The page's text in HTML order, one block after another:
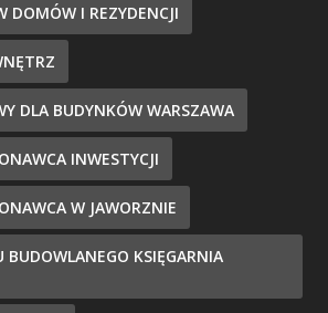
DOMÓW I REZYDENCJI
DLA BUDYNKÓW WARSZAWA
INWESTYCJI
W JAWORZNIE
BUDOWLANEGO KSIĘGARNIA